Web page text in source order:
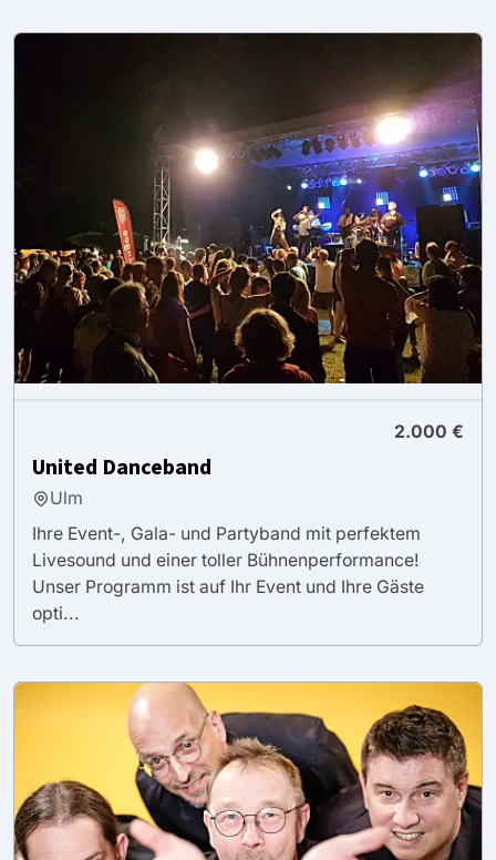
2.000 €
United Danceband
Ulm
Ihre Event-, Gala- und Partyband mit perfektem
Livesound und einer toller Bühnenperformance!
Unser Programm ist auf Ihr Event und Ihre Gäste
opti...